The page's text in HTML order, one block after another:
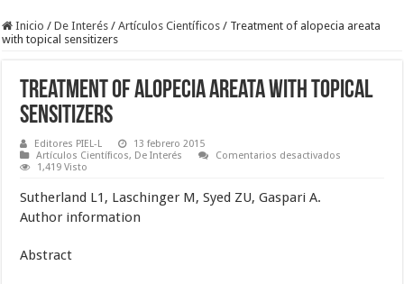
Inicio / De Interés / Artículos Científicos / Treatment of alopecia areata
with topical sensitizers
Treatment of alopecia areata with topical
sensitizers
Editores PIEL-L
13 febrero 2015
Artículos Científicos, De Interés Comentarios desactivados
1,419 Visto
Sutherland L1, Laschinger M, Syed ZU, Gaspari A.
Author information
Abstract